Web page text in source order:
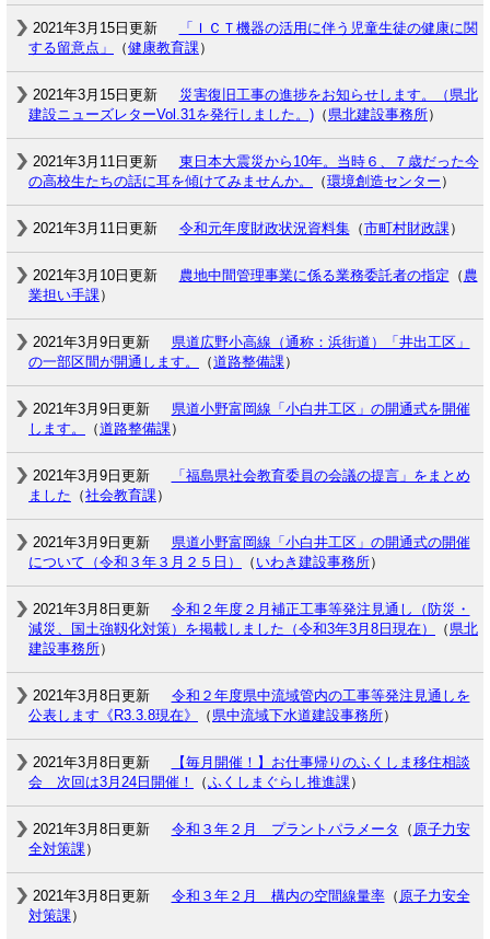
2021年3月15日更新
「ＩＣＴ機器の活用に伴う児童生徒の健康に関
する留意点」
（健康教育課）
2021年3月15日更新
災害復旧工事の進捗をお知らせします。（県北
建設ニューズレターVol.31を発行しました。) （ 県北建設事務所）
2021年3月11日更新
東日本大震災から10年。当時６、７歳だった今
の高校生たちの話に耳を傾けてみませんか。
（環境創造センター ）
2021年3月11日更新 令和元年度財政状況資料集（市町村財政課）
2021年3月10日更新 農地中間管理事業に係る業務委託者の指定 （ 農
業担い手課）
2021年3月9日更新
県道広野小高線（通称：浜街道）「井出工区」
の一部区間が開通します。
（道路整備課）
2021年3月9日更新
県道小野富岡線「小白井工区」の開通式を開催
します。
（道路整備課）
2021年3月9日更新
「福島県社会教育委員の会議の提言」をまとめ
ました （社会教育課）
2021年3月9日更新
県道小野富岡線「小白井工区」の開通式の開催
について（令和３年３月２５日）
（ いわき建設事務所）
2021年3月8日更新
令和２年度２月補正工事等発注見通し（防災・
減災、国土強靱化対策）を掲載しました（令和3年3月8日現在）
（ 県北
建設事務所）
2021年3月8日更新
令和２年度県中流域管内の工事等発注見通しを
公表します《R3.3.8現在》
（ 県中流域下水道建設事務所）
2021年3月8日更新
【毎月開催！】お仕事帰りのふくしま移住相談
会 次回は3月24日開催！
（ふくしまぐらし推進課）
2021年3月8日更新 令和３年２月 プラントパラメータ （ 原子力安
全対策課）
2021年3月8日更新 令和３年２月 構内の空間線量率（ 原子力安全
対策課）